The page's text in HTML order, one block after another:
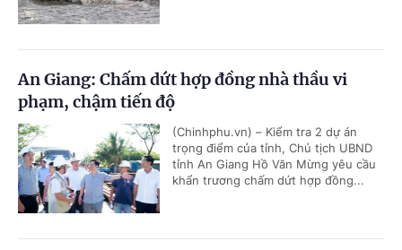
An Giang: Chấm dứt hợp đồng nhà thầu vi
phạm, chậm tiến độ
(Chinhphu.vn) – Kiểm tra 2 dự án
trọng điểm của tỉnh, Chủ tịch UBND
tỉnh An Giang Hồ Văn Mừng yêu cầu
khẩn trương chấm dứt hợp đồng...